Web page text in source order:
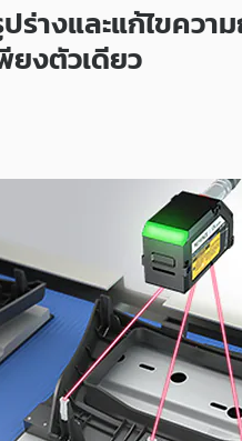
ร่างและแก้ไขควา
งตัวเดียว